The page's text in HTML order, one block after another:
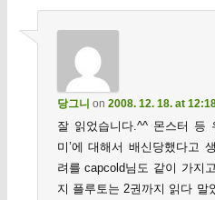
당그니 on 2008. 12. 18. at
잘 읽었습니다.^^ 몬스터 등
미’에 대해서 배신당했다고
려를 capcold님도 같이 가지
지 플루토는 2권까지 읽다 말